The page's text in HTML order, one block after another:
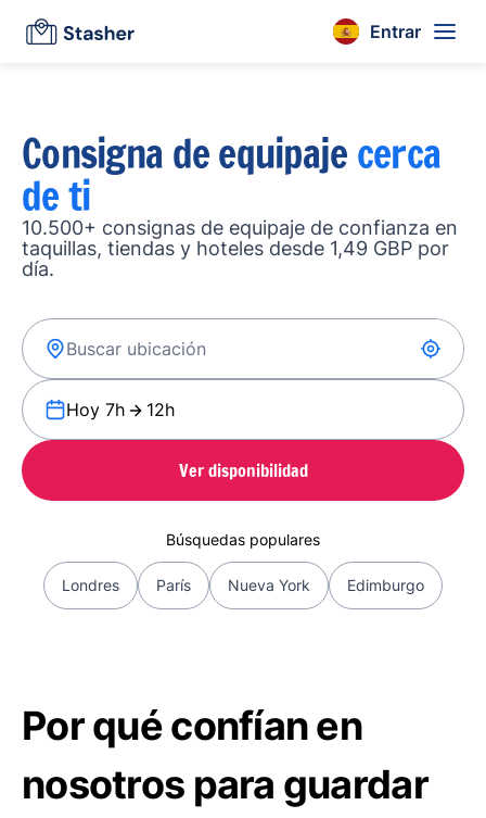
Entrar
Consigna de equipajecerca
de ti
10.500+ consignas de equipaje de confianza en
taquillas, tiendas y hoteles desde 1,49 GBP por
día.
Hoy 7h 12h
Ver disponibilidad
Búsquedas populares
Londres París Nueva York Edimburgo
Por qué confían en
nosotros para guardar